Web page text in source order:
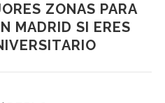
ZONAS PARA
MADRID SI ERES